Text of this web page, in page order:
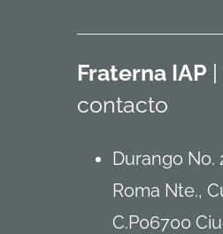
Fraterna IAP
contacto
Durango No.
Roma Nte.,
C.P06700